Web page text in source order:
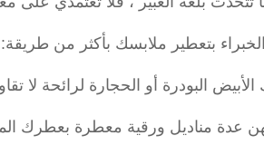
بتعطير ملابسك بأكثر من طريقة:
البودرة أو الحجارة لرائحة لا
عدة مناديل ورقية معطرة بعطرك